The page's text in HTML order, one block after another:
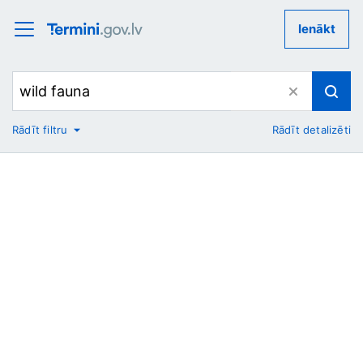
Ienākt
No
Rādīt filtru Rādīt detalizēti